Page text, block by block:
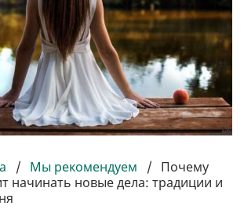
/ Мы рекомендуем / Почему
начинать новые дела: традиции и